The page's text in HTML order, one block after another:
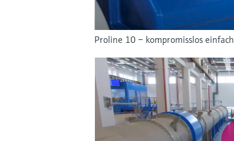
Proline 10 – kompromisslos einfach